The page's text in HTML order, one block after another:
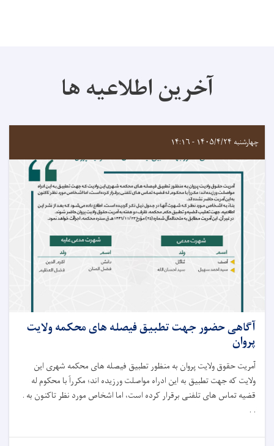
آخرین اطلاعیه ها
چهارشنبه ۱۴۰۵/۴/۲۴ - ۱۴:۱۶
آگاهی حضور جهت تطبیق فیصله های محکمه ولایت
پروان
آمریت حقوق ولایت پروان به منظور تطبیق فیصله های محکمه شهری این
ولایت که جهت تطبیق به این ادراه مواصلت ورزیده اند؛ مکرراً با محکوم له
قضیه تماس های تلفنی برقرار کرده است، اما اشخاص مورد نظر تاکنون به .
. .